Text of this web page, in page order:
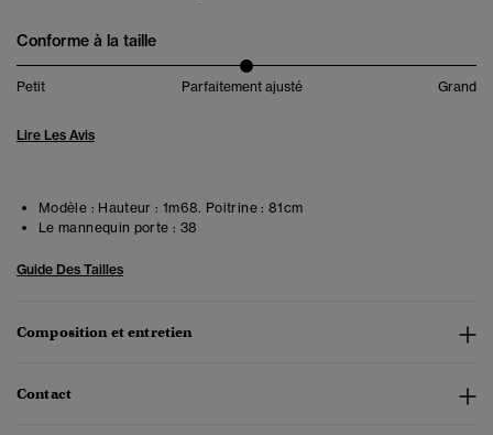
Conforme à la taille
Petit Parfaitement ajusté Grand
Lire Les Avis
Modèle : Hauteur : 1m68. Poitrine : 81cm
Le mannequin porte : 38
Guide Des Tailles
Composition et entretien
Contact